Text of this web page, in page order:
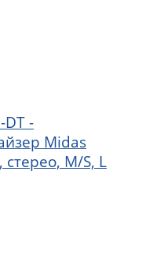
DT -
Midas
стерео, M/S, L